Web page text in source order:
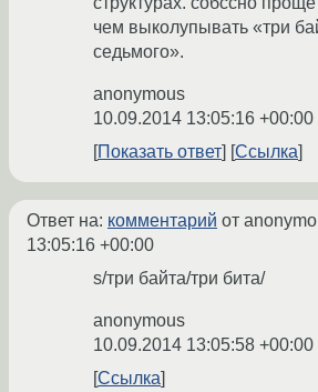
чем выколупывать «три
седьмого».
anonymous
10.09.2014 13:05:16 +00:00
Показать ответ
Ссылка
Ответ на: комментарий от
13:05:16 +00:00
s/три байта/три бита/
anonymous
10.09.2014 13:05:58 +00:00
Ссылка